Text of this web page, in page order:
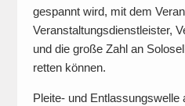
gespannt wird, mit dem
Veranstaltungsdienstleister,
und die große Zahl an
retten können.
Pleite- und Entlassungswelle